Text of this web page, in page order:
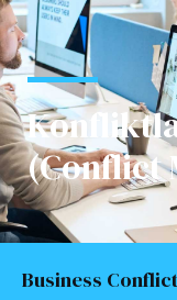
Zum
Inhalt
springen
(Conflict
Business